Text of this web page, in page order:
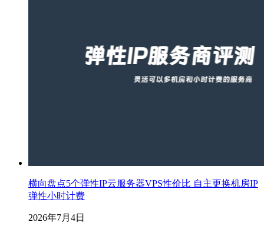
横向盘点5个弹性IP云服务器VPS性价比 自主更换机房IP
弹性小时计费
2026年7月4日